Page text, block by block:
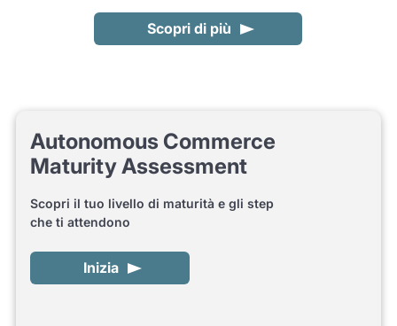
Scopri di più
Autonomous Commerce
Maturity Assessment
Scopri il tuo livello di maturità e gli step
che ti attendono
Inizia